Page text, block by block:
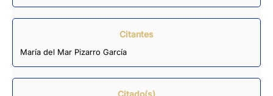
Citantes
María del Mar Pizarro García
Citado(s)